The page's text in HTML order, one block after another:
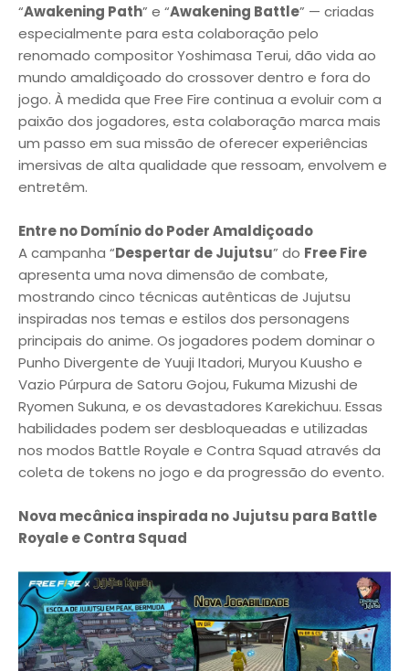
“Awakening Path” e “Awakening Battle” — criadas
especialmente para esta colaboração pelo
renomado compositor Yoshimasa Terui, dão vida ao
mundo amaldiçoado do crossover dentro e fora do
jogo. À medida que Free Fire continua a evoluir com a
paixão dos jogadores, esta colaboração marca mais
um passo em sua missão de oferecer experiências
imersivas de alta qualidade que ressoam, envolvem e
entretêm.
Entre no Domínio do Poder Amaldiçoado
A campanha “Despertar de Jujutsu” do Free Fire
apresenta uma nova dimensão de combate,
mostrando cinco técnicas autênticas de Jujutsu
inspiradas nos temas e estilos dos personagens
principais do anime. Os jogadores podem dominar o
Punho Divergente de Yuuji Itadori, Muryou Kuusho e
Vazio Púrpura de Satoru Gojou, Fukuma Mizushi de
Ryomen Sukuna, e os devastadores Karekichuu. Essas
habilidades podem ser desbloqueadas e utilizadas
nos modos Battle Royale e Contra Squad através da
coleta de tokens no jogo e da progressão do evento.
Nova mecânica inspirada no Jujutsu para Battle
Royale e Contra Squad